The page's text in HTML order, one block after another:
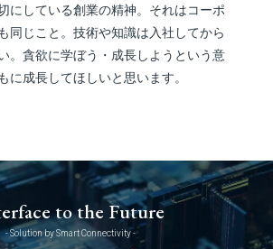
にしている創業の精神。それはコーポ
同じこと。技術や知識は入社してから
。貪欲に学ぼう・成長しようという意
に成長してほしいと思います。
to the Future
- Solution by Smart Connectivity -